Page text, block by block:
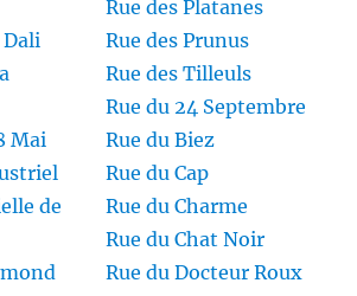
Dali
Mai
de
Rue des Platanes
Rue des Prunus
Rue des Tilleuls
Rue du 24 Septembre
Rue du Biez
Rue du Cap
Rue du Charme
Rue du Chat Noir
Rue du Docteur Roux